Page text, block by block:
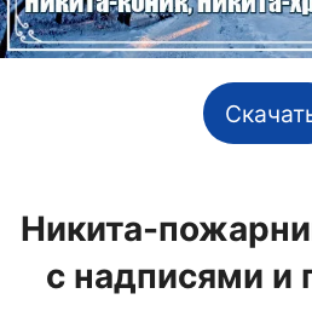
Никита-
с надписями и